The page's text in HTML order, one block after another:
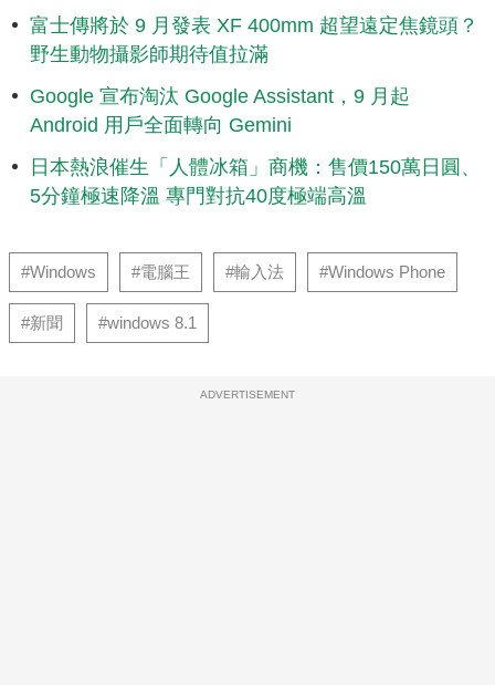
富士傳將於 9 月發表 XF 400mm 超望遠定焦鏡頭？
野生動物攝影師期待值拉滿
Google 宣布淘汰 Google Assistant，9 月起
Android 用戶全面轉向 Gemini
日本熱浪催生「人體冰箱」商機：售價150萬日圓、
5分鐘極速降溫 專門對抗40度極端高溫
#Windows #電腦王 #輸入法 #Windows Phone
#新聞 #windows 8.1
ADVERTISEMENT